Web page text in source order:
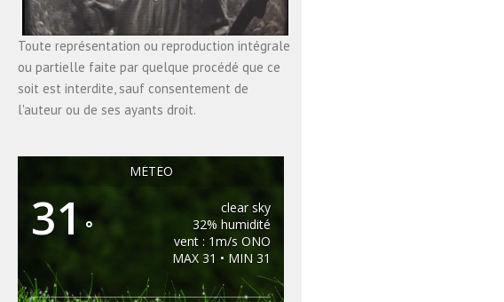
Toute représentation ou reproduction intégrale
ou partielle faite par quelque procédé que ce
soit est interdite, sauf consentement de
l'auteur ou de ses ayants droit.
MÉTÉO
31°
clear sky
32% humidité
vent : 1m/s ONO
MAX 31 • MIN 31